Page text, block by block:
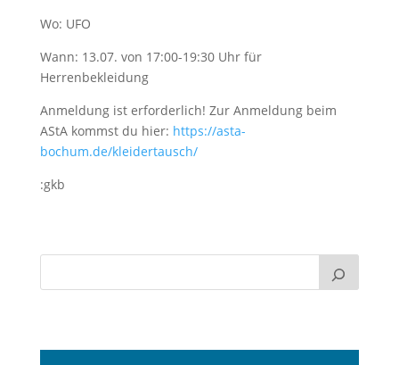
Wo: UFO
Wann: 13.07. von 17:00-19:30 Uhr für
Herrenbekleidung
Anmeldung ist erforderlich! Zur Anmeldung beim
AStA kommst du hier: https://asta-
bochum.de/kleidertausch/
:gkb